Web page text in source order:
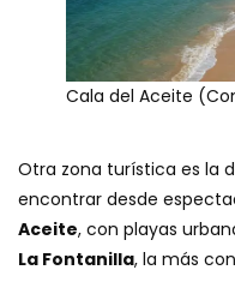
Cala del Aceite
Otra zona turística es la
encontrar desde
Aceite, con playas
La Fontanilla, la más